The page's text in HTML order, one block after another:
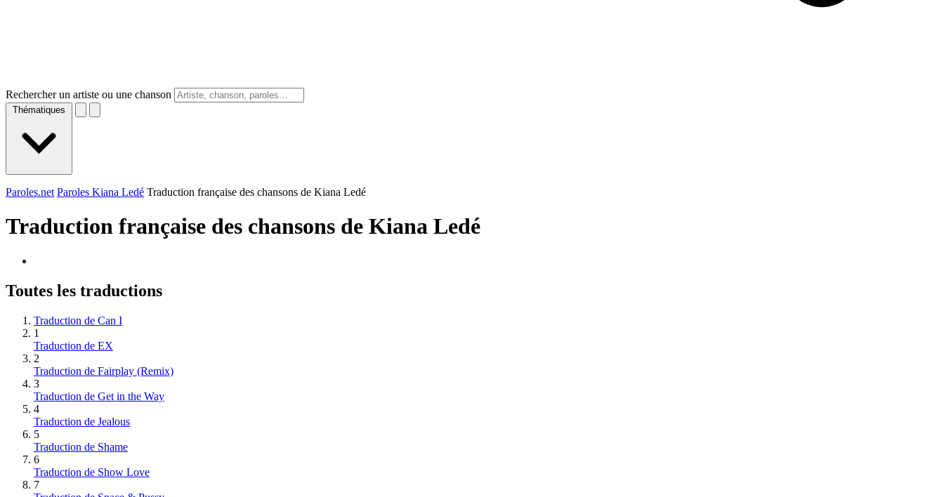
Rechercher un artiste ou une chanson
Thématiques
Paroles.net Paroles Kiana Ledé Traduction française des chansons de Kiana Ledé
Traduction française des chansons de Kiana Ledé
Toutes les traductions
Traduction de Can I
1
Traduction de EX
2
Traduction de Fairplay (Remix)
3
Traduction de Get in the Way
4
Traduction de Jealous
5
Traduction de Shame
6
Traduction de Show Love
7